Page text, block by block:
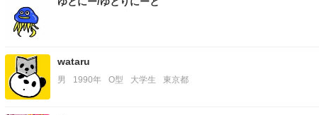
wataru
男 1990年 O型 大学生 東京都